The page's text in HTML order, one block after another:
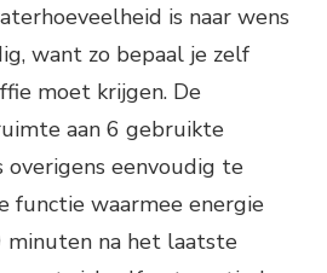
is naar wens
want zo bepaal je zelf
moet krijgen. De
aan 6 gebruikte
overigens eenvoudig te
functie waarmee energie
minuten na het laatste